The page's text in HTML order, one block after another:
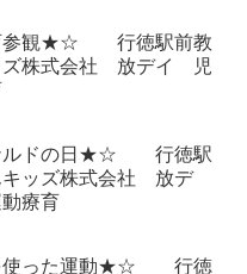
参観★☆ 行徳駅前教
株式会社 放デイ 児
ルドの日★☆ 行徳駅
ッズ株式会社 放デ
療育
使った運動★☆ 行徳